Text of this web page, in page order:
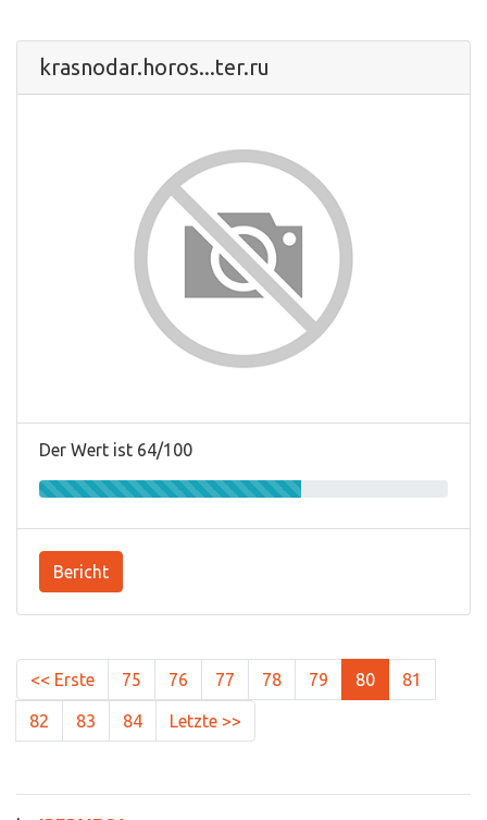
krasnodar.horos...ter.ru
Der Wert ist 64/100
Bericht
<< Erste 75 76 77 78 79 80 81
82 83 84 Letzte >>